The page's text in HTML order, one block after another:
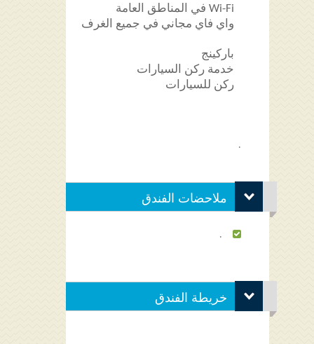
Wi-Fi في المناطق العامة
واي فاي مجاني في جميع الغرف
باركينج
خدمة ركن السيارات
ركن للسيارات
.
ملاحضات الفندق
.
خريطة الفندق